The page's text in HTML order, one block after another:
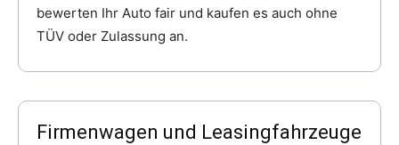
bewerten Ihr Auto fair und kaufen es auch ohne
TÜV oder Zulassung an.
Firmenwagen und Leasingfahrzeuge